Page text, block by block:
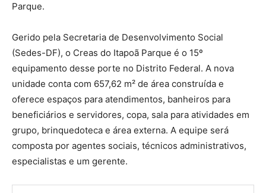
Parque.
Gerido pela Secretaria de Desenvolvimento Social
(Sedes-DF), o Creas do Itapoã Parque é o 15º
equipamento desse porte no Distrito Federal. A nova
unidade conta com 657,62 m² de área construída e
oferece espaços para atendimentos, banheiros para
beneficiários e servidores, copa, sala para atividades em
grupo, brinquedoteca e área externa. A equipe será
composta por agentes sociais, técnicos administrativos,
especialistas e um gerente.